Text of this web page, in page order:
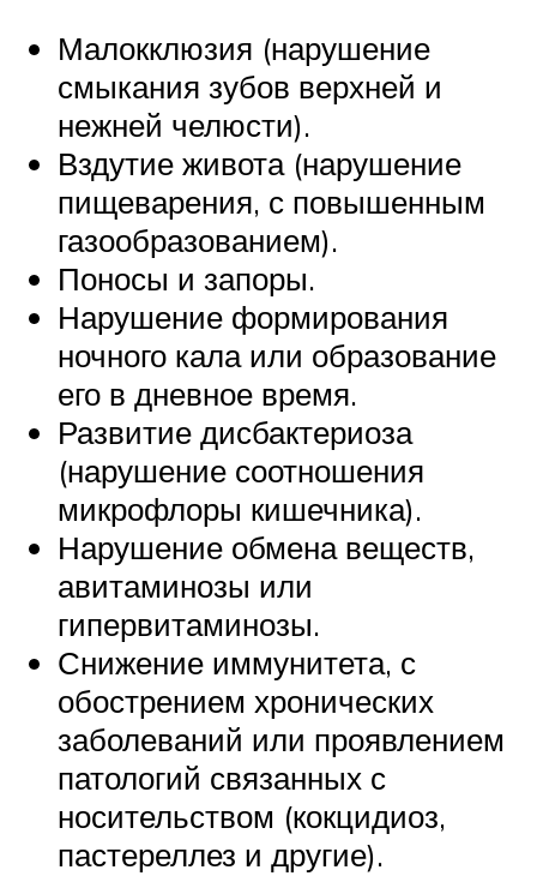
Малокклюзия (нарушение
смыкания зубов верхней и
нежней челюсти).
Вздутие живота (нарушение
пищеварения, с повышенным
газообразованием).
Поносы и запоры.
Нарушение формирования
ночного кала или образование
его в дневное время.
Развитие дисбактериоза
(нарушение соотношения
микрофлоры кишечника).
Нарушение обмена веществ,
авитаминозы или
гипервитаминозы.
Снижение иммунитета, с
обострением хронических
заболеваний или проявлением
патологий связанных с
носительством (кокцидиоз,
пастереллез и другие).